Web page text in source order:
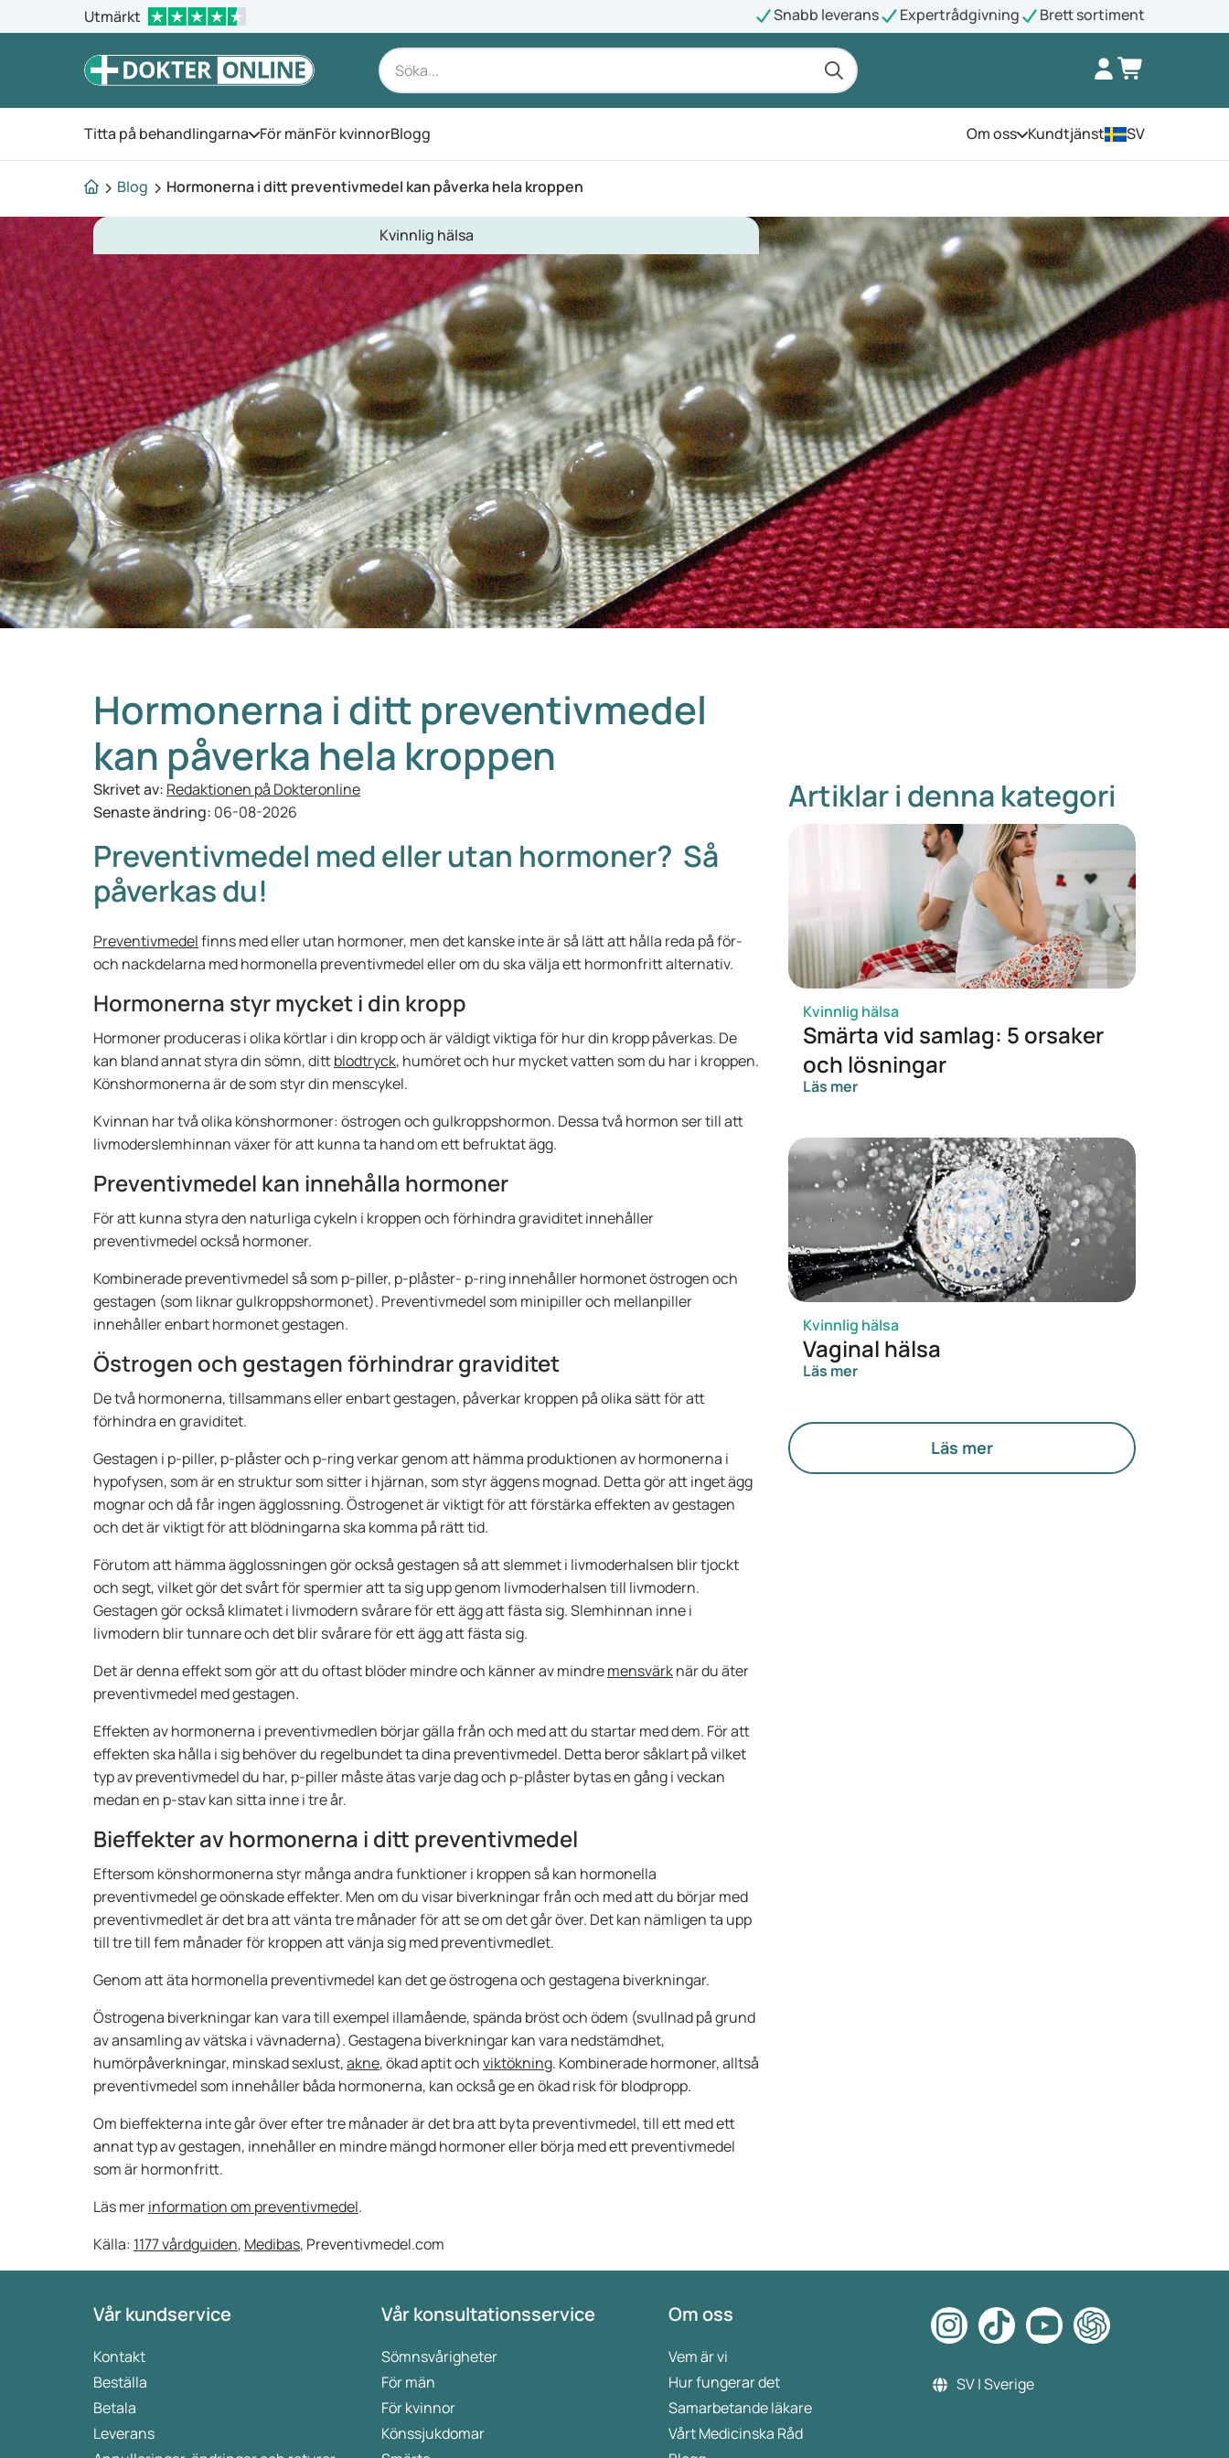
Utmärkt Snabb leverans Expertrådgivning Brett sortiment
Titta på behandlingarna Öppna menyn
För mänFör kvinnorBlogg Om ossÖppna menyn
Kundtjänst SV
Blog Hormonerna i ditt preventivmedel kan påverka hela kroppen
Kvinnlig hälsa
Hormonerna i ditt preventivmedel
kan påverka hela kroppen
Skrivet av: Redaktionen på Dokteronline
Senaste ändring: 06-08-2026
Preventivmedel med eller utan hormoner? Så
påverkas du!
Preventivmedelfinns med eller utan hormoner, men det kanske inte är så lätt att hålla reda på för-
och nackdelarna med hormonella preventivmedel eller om du ska välja ett hormonfritt alternativ.
Hormonerna styr mycket i din kropp
Hormoner produceras i olika körtlar i din kropp och är väldigt viktiga för hur din kropp påverkas. De
kan bland annat styra din sömn, dittblodtryck, humöret och hur mycket vatten som du har i kroppen.
Könshormonerna är de som styr din menscykel.
Kvinnan har två olika könshormoner: östrogen och gulkroppshormon. Dessa två hormon ser till att
livmoderslemhinnan växer för att kunna ta hand om ett befruktat ägg.
Preventivmedel kan innehålla hormoner
För att kunna styra den naturliga cykeln i kroppen och förhindra graviditet innehåller
preventivmedel också hormoner.
Kombinerade preventivmedel så som p-piller, p-plåster- p-ring innehåller hormonet östrogen och
gestagen (som liknar gulkroppshormonet). Preventivmedel som minipiller och mellanpiller
innehåller enbart hormonet gestagen.
Östrogen och gestagen förhindrar graviditet
De två hormonerna, tillsammans eller enbart gestagen, påverkar kroppen på olika sätt för att
förhindra en graviditet.
Gestagen i p-piller, p-plåster och p-ring verkar genom att hämma produktionen av hormonerna i
hypofysen, som är en struktur som sitter i hjärnan, som styr äggens mognad. Detta gör att inget ägg
mognar och då får ingen ägglossning. Östrogenet är viktigt för att förstärka effekten av gestagen
och det är viktigt för att blödningarna ska komma på rätt tid.
Förutom att hämma ägglossningen gör också gestagen så att slemmet i livmoderhalsen blir tjockt
och segt, vilket gör det svårt för spermier att ta sig upp genom livmoderhalsen till livmodern.
Gestagen gör också klimatet i livmodern svårare för ett ägg att fästa sig. Slemhinnan inne i
livmodern blir tunnare och det blir svårare för ett ägg att fästa sig.
Det är denna effekt som gör att du oftast blöder mindre och känner av mindremensvärknär du äter
preventivmedel med gestagen.
Effekten av hormonerna i preventivmedlen börjar gälla från och med att du startar med dem. För att
effekten ska hålla i sig behöver du regelbundet ta dina preventivmedel. Detta beror såklart på vilket
typ av preventivmedel du har, p-piller måste ätas varje dag och p-plåster bytas en gång i veckan
medan en p-stav kan sitta inne i tre år.
Bieffekter av hormonerna i ditt preventivmedel
Eftersom könshormonerna styr många andra funktioner i kroppen så kan hormonella
preventivmedel ge oönskade effekter. Men om du visar biverkningar från och med att du börjar med
preventivmedlet är det bra att vänta tre månader för att se om det går över. Det kan nämligen ta upp
till tre till fem månader för kroppen att vänja sig med preventivmedlet.
Genom att äta hormonella preventivmedel kan det ge östrogena och gestagena biverkningar.
Östrogena biverkningar kan vara till exempel illamående, spända bröst och ödem (svullnad på grund
av ansamling av vätska i vävnaderna). Gestagena biverkningar kan vara nedstämdhet,
humörpåverkningar, minskad sexlust,akne, ökad aptit ochviktökning. Kombinerade hormoner, alltså
preventivmedel som innehåller båda hormonerna, kan också ge en ökad risk för blodpropp.
Om bieffekterna inte går över efter tre månader är det bra att byta preventivmedel, till ett med ett
annat typ av gestagen, innehåller en mindre mängd hormoner eller börja med ett preventivmedel
som är hormonfritt.
Läs merinformation om preventivmedel.
Källa: 1177 vårdguiden, Medibas, Preventivmedel.com
Artiklar i denna kategori
Kvinnlig hälsa
Smärta vid samlag: 5 orsaker
och lösningar
Läs mer
Kvinnlig hälsa
Vaginal hälsa
Läs mer
Läs mer
Vår kundservice
Kontakt
Beställa
Betala
Leverans
Vår konsultationsservice
Sömnsvårigheter
För män
För kvinnor
Könssjukdomar
Om oss
Vem är vi
Hur fungerar det
Samarbetande läkare
Vårt Medicinska Råd
SV | Sverige